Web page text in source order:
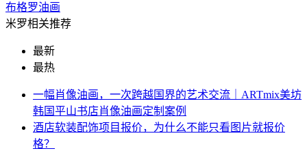
布格罗油画
米罗相关推荐
最新
最热
一幅肖像油画，一次跨越国界的艺术交流｜ARTmix美坊
韩国平山书店肖像油画定制案例
酒店软装配饰项目报价，为什么不能只看图片就报价
格？